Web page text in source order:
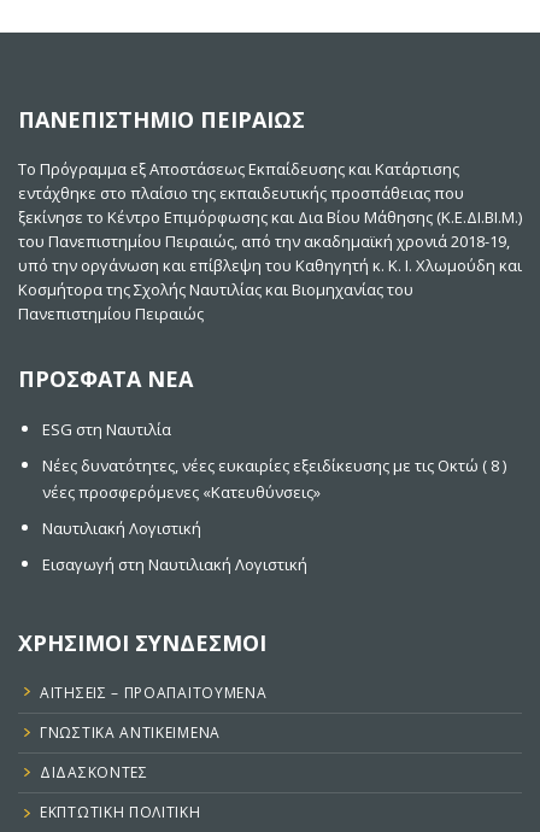
ΠΑΝΕΠΙΣΤΗΜΙΟ ΠΕΙΡΑΙΩΣ
Το Πρόγραμμα εξ Αποστάσεως Εκπαίδευσης και Κατάρτισης
εντάχθηκε στο πλαίσιο της εκπαιδευτικής προσπάθειας που
ξεκίνησε το Κέντρο Επιμόρφωσης και Δια Βίου Μάθησης (Κ.Ε.ΔΙ.ΒΙ.Μ.)
του Πανεπιστημίου Πειραιώς, από την ακαδημαϊκή χρονιά 2018-19,
υπό την οργάνωση και επίβλεψη του Καθηγητή κ. Κ. Ι. Χλωμούδη και
Κοσμήτορα της Σχολής Ναυτιλίας και Βιομηχανίας του
Πανεπιστημίου Πειραιώς
ΠΡΟΣΦΑΤΑ ΝΕΑ
ESG στη Ναυτιλία
Νέες δυνατότητες, νέες ευκαιρίες εξειδίκευσης με τις Οκτώ ( 8 )
νέες προσφερόμενες «Κατευθύνσεις»
Ναυτιλιακή Λογιστική
Εισαγωγή στη Ναυτιλιακή Λογιστική
ΧΡΗΣΙΜΟΙ ΣΥΝΔΕΣΜΟΙ
ΑΙΤΉΣΕΙΣ – ΠΡΟΑΠΑΙΤΟΎΜΕΝΑ
ΓΝΩΣΤΙΚΑ ΑΝΤΙΚΕΙΜΕΝΑ
ΔΙΔΆΣΚΟΝΤΕΣ
ΕΚΠΤΩΤΙΚΉ ΠΟΛΙΤΙΚΉ